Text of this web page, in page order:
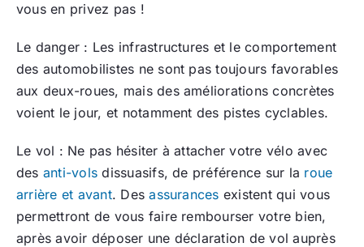
vous en privez pas !
Le danger : Les infrastructures et le comportement
des automobilistes ne sont pas toujours favorables
aux deux-roues, mais des améliorations concrètes
voient le jour, et notamment des pistes cyclables.
Le vol : Ne pas hésiter à attacher votre vélo avec
des anti-vols dissuasifs, de préférence sur la roue
arrière et avant. Desassurances existent qui vous
permettront de vous faire rembourser votre bien,
après avoir déposer une déclaration de vol auprès